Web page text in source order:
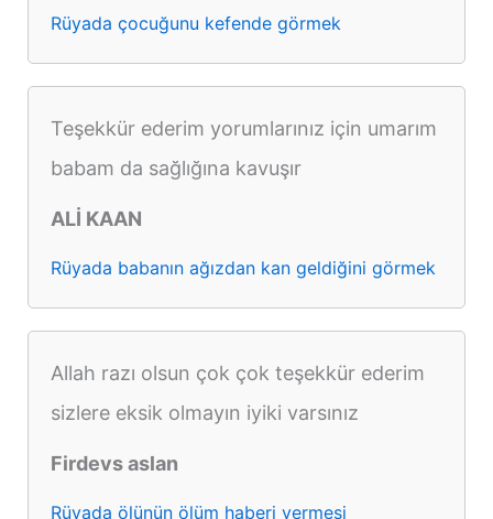
Rüyada çocuğunu kefende görmek
Teşekkür ederim yorumlarınız için umarım
babam da sağlığına kavuşır
ALİ KAAN
Rüyada babanın ağızdan kan geldiğini görmek
Allah razı olsun çok çok teşekkür ederim
sizlere eksik olmayın iyiki varsınız
Firdevs aslan
Rüyada ölünün ölüm haberi vermesi